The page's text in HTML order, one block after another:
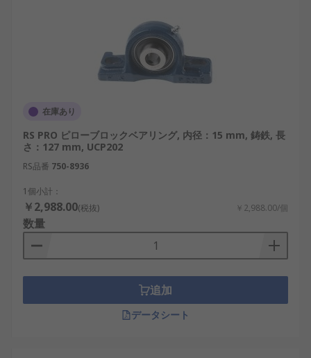
ピローブロック・プランマブロックは、ハウジング
内部に組み込まれたベアリングユニットによって回
転軸を支えます。軸の荷重を分散しながら支持する
します。
これらの軸受構造は、回転運動の精度を保つだけで
なく、装置全体の寿命延長にも寄与します。特に連
続稼働が求められる設備では、ピローブロックベア
リングを含む構成が、保守性と信頼性の両立に役立
ちます。
プランマブロックとピローブロックの違い
持つ点が大きな特徴です。この構造により、軸を取
り外さずにベアリングの点検や交換が可能であり、
大型機械や重量設備で多く採用されています。
在庫あり
RS PRO ピローブロックベアリング, 内径：15 mm, 鋳鉄, 長
さ：127 mm, UCP202
RS品番 750-8936
1個小計：
￥2,988.00(税抜) ￥2,988.00/個
数量
追加
データシート